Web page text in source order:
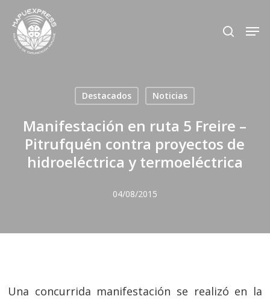
main
search
Destacados Noticias
Manifestación en ruta 5 Freire –
Pitrufquén contra proyectos de
hidroeléctrica y termoeléctrica
04/08/2015
Una concurrida manifestación se realizó en la
Close